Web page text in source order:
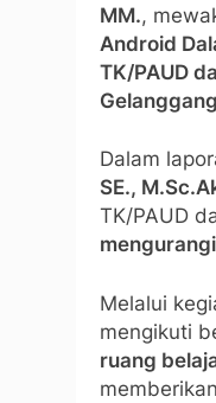
MM.,
Android
TK/PAUD
Dalam
SE.,
TK/PAUD
Melalui
mengikuti
ruang